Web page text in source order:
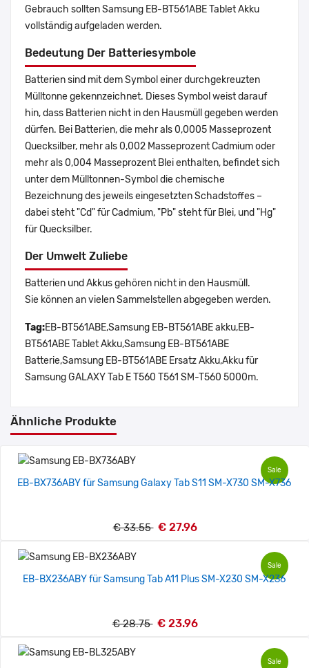
Gebrauch sollten Samsung EB-BT561ABE Tablet Akku
vollständig aufgeladen werden.
Bedeutung Der Batteriesymbole
Batterien sind mit dem Symbol einer durchgekreuzten
Mülltonne gekennzeichnet. Dieses Symbol weist darauf
hin, dass Batterien nicht in den Hausmüll gegeben werden
dürfen. Bei Batterien, die mehr als 0,0005 Masseprozent
Quecksilber, mehr als 0,002 Masseprozent Cadmium oder
mehr als 0,004 Masseprozent Blei enthalten, befindet sich
unter dem Mülltonnen-Symbol die chemische
Bezeichnung des jeweils eingesetzten Schadstoffes –
dabei steht "Cd" für Cadmium, "Pb" steht für Blei, und "Hg"
für Quecksilber.
Der Umwelt Zuliebe
Batterien und Akkus gehören nicht in den Hausmüll.
Sie können an vielen Sammelstellen abgegeben werden.
Tag:EB-BT561ABE,Samsung EB-BT561ABE akku,EB-
BT561ABE Tablet Akku,Samsung EB-BT561ABE
Batterie,Samsung EB-BT561ABE Ersatz Akku,Akku für
Samsung GALAXY Tab E T560 T561 SM-T560 5000m.
Ähnliche Produkte
Sale
EB-BX736ABY für Samsung Galaxy Tab S11 SM-X730 SM-X736
€ 33.55 € 27.96
Sale
EB-BX236ABY für Samsung Tab A11 Plus SM-X230 SM-X236
€ 28.75 € 23.96
Sale